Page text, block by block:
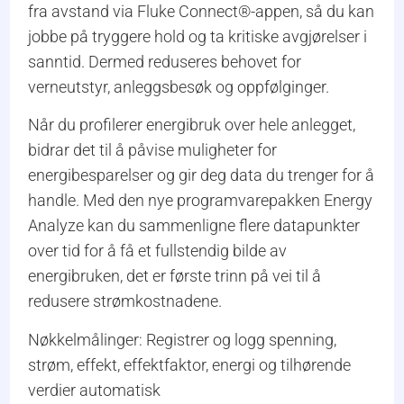
fra avstand via Fluke Connect®-appen, så du kan
jobbe på tryggere hold og ta kritiske avgjørelser i
sanntid. Dermed reduseres behovet for
verneutstyr, anleggsbesøk og oppfølginger.
Når du profilerer energibruk over hele anlegget,
bidrar det til å påvise muligheter for
energibesparelser og gir deg data du trenger for å
handle. Med den nye programvarepakken Energy
Analyze kan du sammenligne flere datapunkter
over tid for å få et fullstendig bilde av
energibruken, det er første trinn på vei til å
redusere strømkostnadene.
Nøkkelmålinger: Registrer og logg spenning,
strøm, effekt, effektfaktor, energi og tilhørende
verdier automatisk